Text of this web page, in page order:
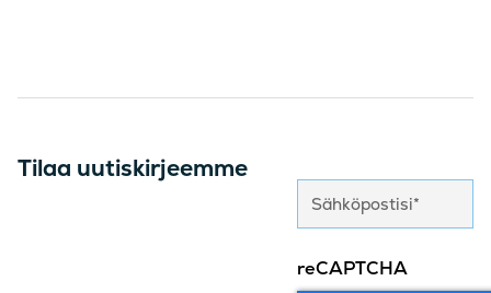
Tilaa uutiskirjeemme
reCAPTCHA